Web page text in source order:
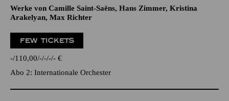
Werke von Camille Saint-Saëns, Hans Zimmer, Kristina
Arakelyan, Max Richter
FEW TICKETS
- 110,00 - - - - €
Abo 2: Internationale Orchester